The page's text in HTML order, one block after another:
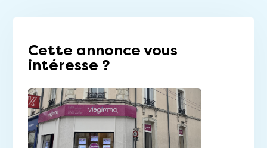
Cette annonce vous
intéresse ?